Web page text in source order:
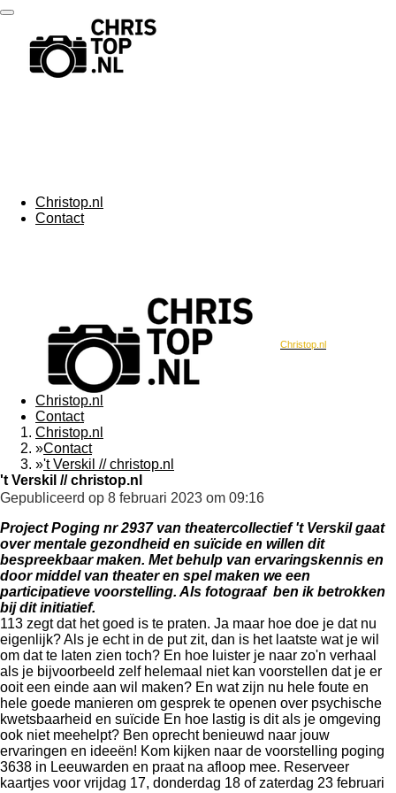
Ga
naar
hoofdinhoud
Christop.nl
Contact
Christop.nl
Christop.nl
Contact
Christop.nl
»Contact
»'t Verskil // christop.nl
't Verskil // christop.nl
Gepubliceerd op 8 februari 2023 om 09:16
Project Poging nr 2937 van theatercollectief 't Verskil gaat
over mentale gezondheid en suïcide en willen dit
bespreekbaar maken. Met behulp van ervaringskennis en
door middel van theater en spel maken we een
participatieve voorstelling. Als fotograaf ben ik betrokken
bij dit initiatief.
113 zegt dat het goed is te praten. Ja maar hoe doe je dat nu
eigenlijk? Als je echt in de put zit, dan is het laatste wat je wil
om dat te laten zien toch? En hoe luister je naar zo'n verhaal
als je bijvoorbeeld zelf helemaal niet kan voorstellen dat je er
ooit een einde aan wil maken? En wat zijn nu hele foute en
hele goede manieren om gesprek te openen over psychische
kwetsbaarheid en suïcide En hoe lastig is dit als je omgeving
ook niet meehelpt? Ben oprecht benieuwd naar jouw
ervaringen en ideeën! Kom kijken naar de voorstelling poging
3638 in Leeuwarden en praat na afloop mee. Reserveer
kaartjes voor vrijdag 17, donderdag 18 of zaterdag 23 februari